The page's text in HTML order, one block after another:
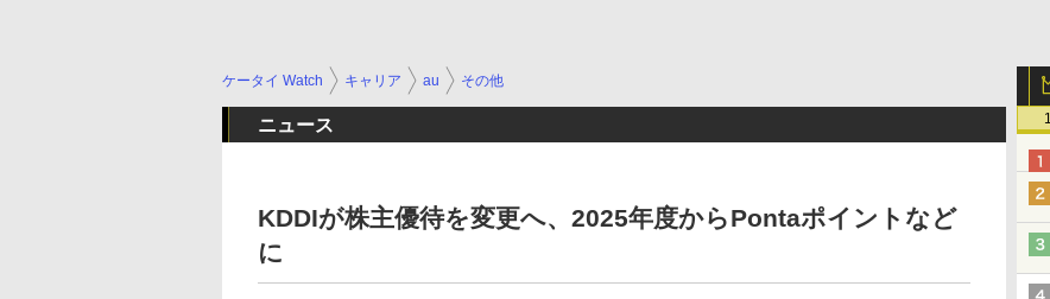
ケータイ Watch キャリア au その他
ニュース
KDDIが株主優待を変更へ、2025年度からPontaポイントなど
に